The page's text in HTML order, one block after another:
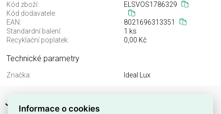
Kód zboží:
ELSVOS1786329
Kód dodavatele:
EAN:
8021696313351
Standardní balení:
1 ks
Recyklační poplatek:
0,00 Kč
Technické parametry
Značka: Ideal Lux
JOHNNY TL1 NICKEL
Informace o cookies